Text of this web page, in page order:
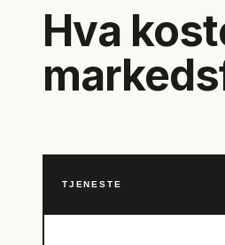
Hva
TJENESTE